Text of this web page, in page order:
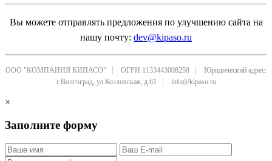
Вы можете отправлять предложения по улучшению сайта на
нашу почту: dev@kipaso.ru
ООО "КОМПАНИЯ КИПАСО" ОГРН 1133443008258
Юридический адрес:
г.Волгоград, ул.Козловская, д.61
info@kipaso.ru
×
Заполните форму